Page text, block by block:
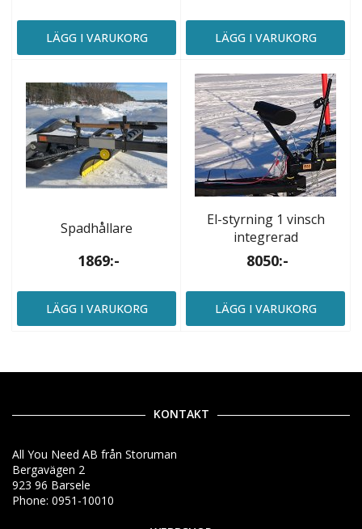
LÄGG I VARUKORG LÄGG I VARUKORG
Spadhållare
1869:-
LÄGG I VARUKORG
El-styrning 1 vinsch
integrerad
8050:-
LÄGG I VARUKORG
KONTAKT
All You Need AB från Storuman
Bergavägen 2
923 96 Barsele
Phone: 0951-10010